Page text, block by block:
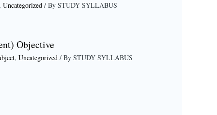
Uncategorized/ By STUDY SYLLABUS
Objective
, Uncategorized/ By STUDY SYLLABUS